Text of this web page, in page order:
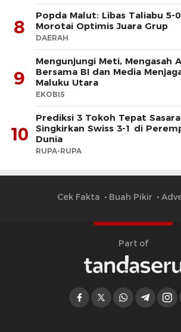
8
Popda Malut: Libas Taliabu 5-
Morotai Optimis Juara Grup
DAERAH
9
Mengunjungi Meti, Mengasah
Bersama BI dan Media
Maluku Utara
EKOBIS
10
Prediksi 3 Tokoh Tepat
Singkirkan Swiss 3-1 di
Dunia
RUPA-RUPA
Cek Fakta Buah Pikir
Part of